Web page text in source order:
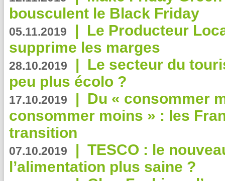
bousculent le Black Friday
05.11.2019 | Le Producteur
supprime les marges
28.10.2019 | Le secteur du
peu plus écolo ?
17.10.2019 | Du « consommer
consommer moins » : les
transition
07.10.2019 | TESCO : le
l’alimentation plus saine ?